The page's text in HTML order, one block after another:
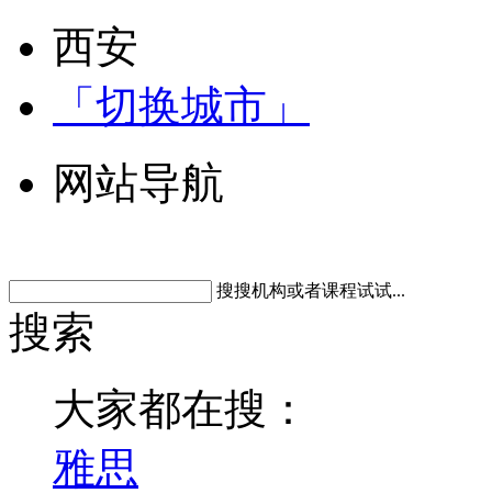
西安
「切换城市」
网站导航
搜搜机构或者课程试试...
搜索
大家都在搜：
雅思